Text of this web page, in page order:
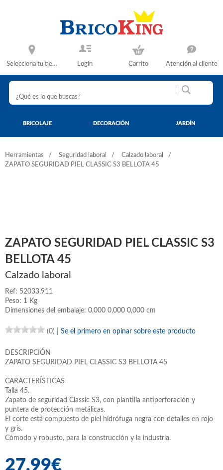
Selecciona tu tienda Login Carrito Atención al cliente
BRICOLAJE DECORACIÓN JARDÍN
Herramientas Seguridad laboral
Calzado laboral
ZAPATO SEGURIDAD PIEL CLASSIC S3 BELLOTA 45
ZAPATO SEGURIDAD PIEL CLASSIC S3
BELLOTA 45
Calzado laboral
Ref: 52033.911
Peso: 1 Kg
Dimensiones del embalaje: 0,000 0,000 0,000 cm
(0) Se el primero en opinar sobre este producto
DESCRIPCIÓN
ZAPATO SEGURIDAD PIEL CLASSIC S3 BELLOTA 45
CARACTERÍSTICAS
Talla 45.
Zapato de seguridad Classic S3, con plantilla antiperforación y
puntera de protección metálicas.
El corte está compuesto de piel hidrófuga negra con detalles en rojo
y gris.
Cómodo y robusto, para la construcción y la industria.
27,99€